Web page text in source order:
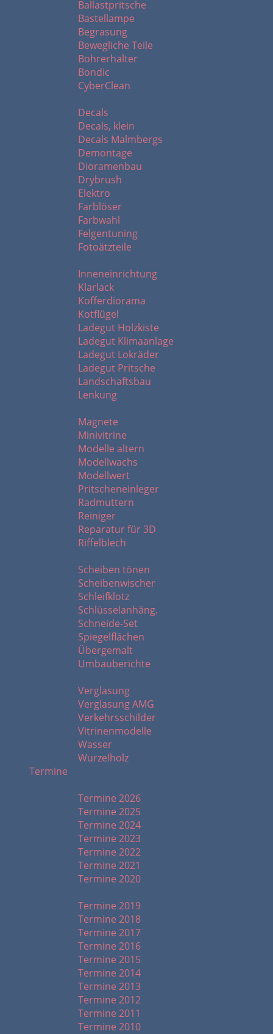
Ballastpritsche
Bastellampe
Begrasung
Bewegliche Teile
Bohrerhalter
Bondic
CyberClean
Decals
Decals, klein
Decals Malmbergs
Demontage
Dioramenbau
Drybrush
Elektro
Farblöser
Farbwahl
Felgentuning
Fotoätzteile
Inneneinrichtung
Klarlack
Kofferdiorama
Kotflügel
Ladegut Holzkiste
Ladegut Klimaanlage
Ladegut Lokräder
Ladegut Pritsche
Landschaftsbau
Lenkung
Magnete
Minivitrine
Modelle altern
Modellwachs
Modellwert
Pritscheneinleger
Radmuttern
Reiniger
Reparatur für 3D
Riffelblech
Scheiben tönen
Scheibenwischer
Schleifklotz
Schlüsselanhäng.
Schneide-Set
Spiegelflächen
Übergemalt
Umbauberichte
Verglasung
Verglasung AMG
Verkehrsschilder
Vitrinenmodelle
Wasser
Wurzelholz
Termine
Termine 2026
Termine 2025
Termine 2024
Termine 2023
Termine 2022
Termine 2021
Termine 2020
Termine 2019
Termine 2018
Termine 2017
Termine 2016
Termine 2015
Termine 2014
Termine 2013
Termine 2012
Termine 2011
Termine 2010